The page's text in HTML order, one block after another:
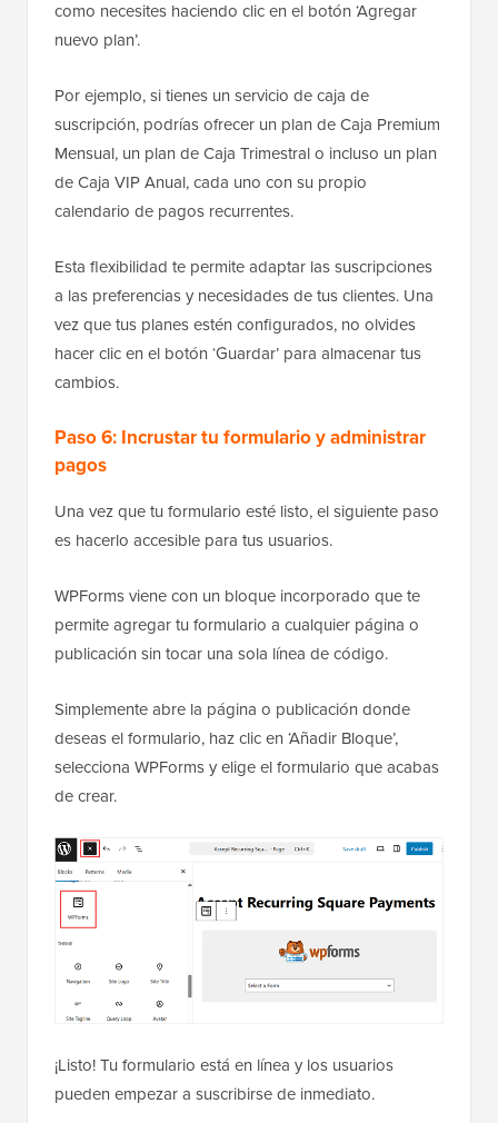
como necesites haciendo clic en el botón ‘Agregar
nuevo plan’.
Por ejemplo, si tienes un servicio de caja de
suscripción, podrías ofrecer un plan de Caja Premium
Mensual, un plan de Caja Trimestral o incluso un plan
de Caja VIP Anual, cada uno con su propio
calendario de pagos recurrentes.
Esta flexibilidad te permite adaptar las suscripciones
a las preferencias y necesidades de tus clientes. Una
vez que tus planes estén configurados, no olvides
hacer clic en el botón ‘Guardar’ para almacenar tus
cambios.
Paso 6: Incrustar tu formulario y administrar
pagos
Una vez que tu formulario esté listo, el siguiente paso
es hacerlo accesible para tus usuarios.
WPForms viene con un bloque incorporado que te
permite agregar tu formulario a cualquier página o
publicación sin tocar una sola línea de código.
Simplemente abre la página o publicación donde
deseas el formulario, haz clic en ‘Añadir Bloque’,
selecciona WPForms y elige el formulario que acabas
de crear.
¡Listo! Tu formulario está en línea y los usuarios
pueden empezar a suscribirse de inmediato.